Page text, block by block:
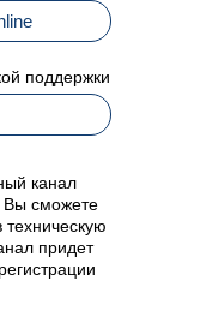
канал
Вы сможете
техническую
придет
поддержки